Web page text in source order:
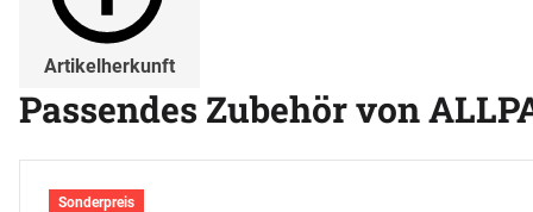
Artikelherkunft
Passendes Zubehör von
Sonderpreis